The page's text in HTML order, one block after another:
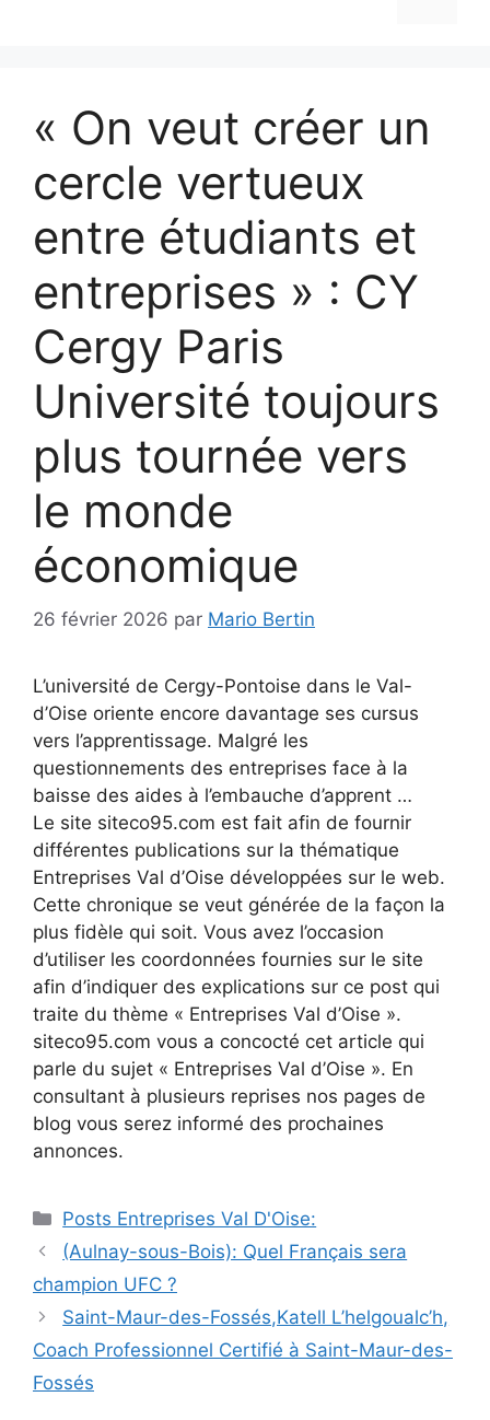
« On veut créer un
cercle vertueux
entre étudiants et
entreprises » : CY
Cergy Paris
Université toujours
plus tournée vers
le monde
économique
26 février 2026 par Mario Bertin
L’université de Cergy-Pontoise dans le Val-
d’Oise oriente encore davantage ses cursus
vers l’apprentissage. Malgré les
questionnements des entreprises face à la
baisse des aides à l’embauche d’apprent …
Le site siteco95.com est fait afin de fournir
différentes publications sur la thématique
Entreprises Val d’Oise développées sur le web.
Cette chronique se veut générée de la façon la
plus fidèle qui soit. Vous avez l’occasion
d’utiliser les coordonnées fournies sur le site
afin d’indiquer des explications sur ce post qui
traite du thème « Entreprises Val d’Oise ».
siteco95.com vous a concocté cet article qui
parle du sujet « Entreprises Val d’Oise ». En
consultant à plusieurs reprises nos pages de
blog vous serez informé des prochaines
annonces.
Catégories
Posts Entreprises Val D'Oise:
Navigation
des
articles
(Aulnay-sous-Bois): Quel Français sera
champion UFC ?
Saint-Maur-des-Fossés,Katell L’helgoualc’h,
Coach Professionnel Certifié à Saint-Maur-des-
Fossés